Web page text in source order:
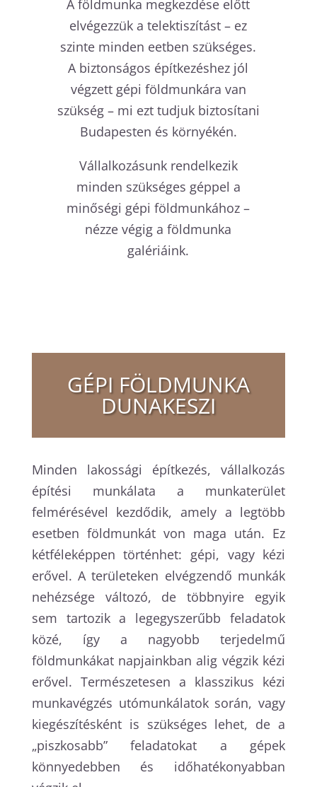
A földmunka megkezdése előtt
elvégezzük a telektiszítást – ez
szinte minden eetben szükséges.
A biztonságos építkezéshez jól
végzett gépi földmunkára van
szükség – mi ezt tudjuk biztosítani
Budapesten és környékén.
Vállalkozásunk rendelkezik
minden szükséges géppel a
minőségi gépi földmunkához –
nézze végig a földmunka
galériáink.
GÉPI FÖLDMUNKA
DUNAKESZI
Minden lakossági építkezés, vállalkozás
építési munkálata a munkaterület
felmérésével kezdődik, amely a legtöbb
esetben földmunkát von maga után. Ez
kétféleképpen történhet: gépi, vagy kézi
erővel. A területeken elvégzendő munkák
nehézsége változó, de többnyire egyik
sem tartozik a legegyszerűbb feladatok
közé, így a nagyobb terjedelmű
földmunkákat napjainkban alig végzik kézi
erővel. Természetesen a klasszikus kézi
munkavégzés utómunkálatok során, vagy
kiegészítésként is szükséges lehet, de a
„piszkosabb” feladatokat a gépek
könnyedebben és időhatékonyabban